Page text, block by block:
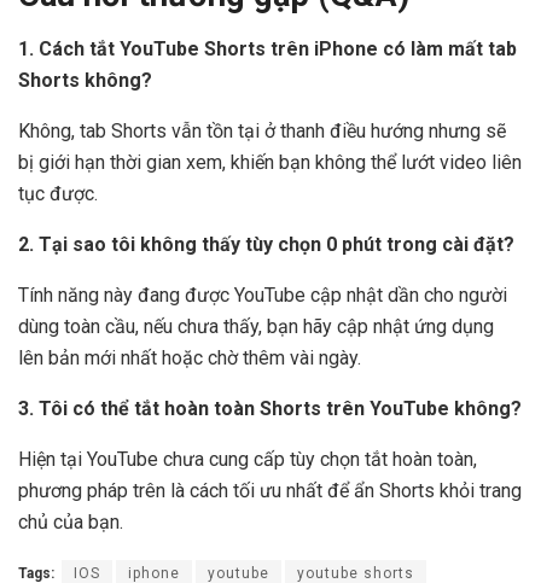
1. Cách tắt YouTube Shorts trên iPhone có làm mất tab
Shorts không?
Không, tab Shorts vẫn tồn tại ở thanh điều hướng nhưng sẽ
bị giới hạn thời gian xem, khiến bạn không thể lướt video liên
tục được.
2. Tại sao tôi không thấy tùy chọn 0 phút trong cài đặt?
Tính năng này đang được YouTube cập nhật dần cho người
dùng toàn cầu, nếu chưa thấy, bạn hãy cập nhật ứng dụng
lên bản mới nhất hoặc chờ thêm vài ngày.
3. Tôi có thể tắt hoàn toàn Shorts trên YouTube không?
Hiện tại YouTube chưa cung cấp tùy chọn tắt hoàn toàn,
phương pháp trên là cách tối ưu nhất để ẩn Shorts khỏi trang
chủ của bạn.
Tags: IOS iphone youtube youtube shorts